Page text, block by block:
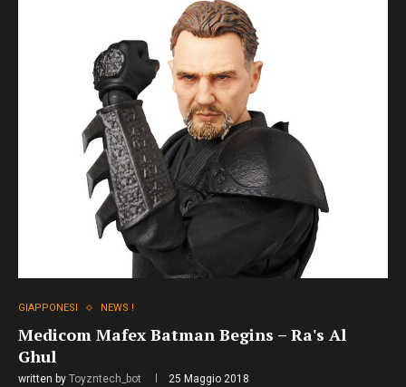
GIAPPONESI NEWS !
Medicom Mafex Batman Begins – Ra's Al
Ghul
written by Toyzntech_bot 25 Maggio 2018